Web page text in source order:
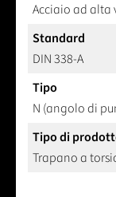
Acciaio ad alta
Standard
DIN 338-A
Tipo
N (angolo di
Tipo di
Trapano a